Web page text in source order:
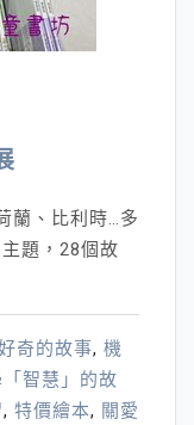
蘭、比利時…多
題，28個故
奇的故事, 機
智慧」的故
, 特價繪本, 關愛